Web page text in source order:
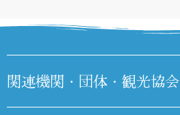
関連機関・団体・観光協会